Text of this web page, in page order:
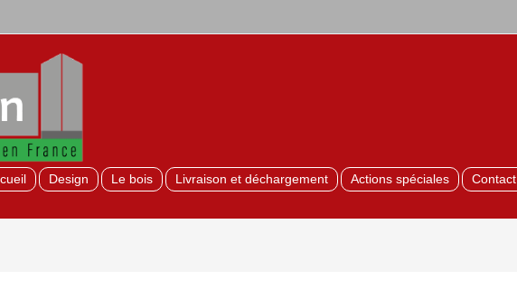
Design Le bois Livraison et déchargement Actions spéciales Contact